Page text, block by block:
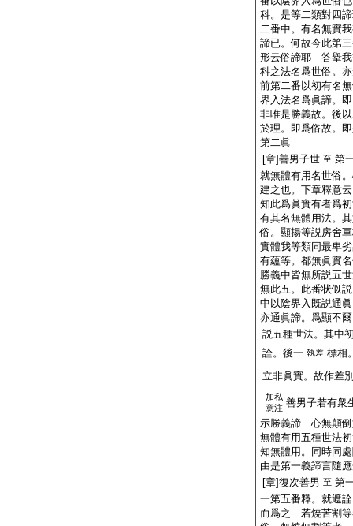
科。是等二類對四
二番中。有名無實
諦已。何故今此第
形云俗諦耶 答擧我
科之法名爲世俗。
前第二番以初有名
界入法名爲眞諦。
非唯是勝義故。後
於理。即爲俗故。
第二眞
[章]善男子世 至 第
就無體有用名世俗
建之也。下章釋意
知此爲眞實有者爲
有其名無體用法。
俗。顯揚等説房舍
實體我等類同最卑
有蘊等。都無眞實
勝義中皆無所説五
無此五。此番状似
中以陰界入既説通
亦通眞諦。爲顯不
説五種世法。其中
詮。後一 執差 標相
立非眞實。故作差
加私
意注 善男子若有衆
示勝義諦 心無顛倒
無體有用五種世法
知無體用。同時同
由是第一義諦言隨
[章]復次善男 至 第
一第五番釋。就遮
而爲之 若燒苦割等